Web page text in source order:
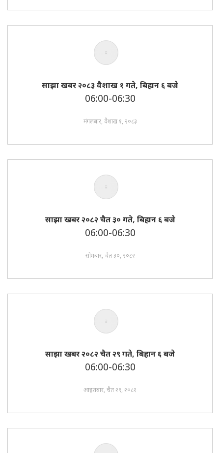
साझा खबर २०८३ वैशाख १ गते, बिहान ६ बजे
06:00-06:30
मंगलबार, वैशाख १, २०८३
साझा खबर २०८२ चैत ३० गते, बिहान ६ बजे
06:00-06:30
सोमबार, चैत ३०, २०८२
साझा खबर २०८२ चैत २९ गते, बिहान ६ बजे
06:00-06:30
आइतबार, चैत २९, २०८२